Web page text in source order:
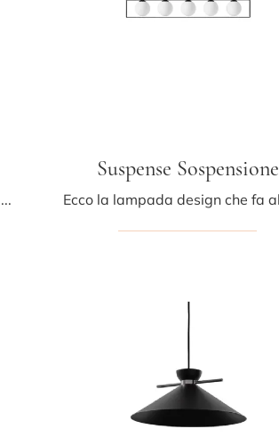
Illuminazione moderna e lampade da tavolo: scopri di più sulla lampada Charlotte Tavolo in metallo che ti consigliamo.
Suspense Sospensione